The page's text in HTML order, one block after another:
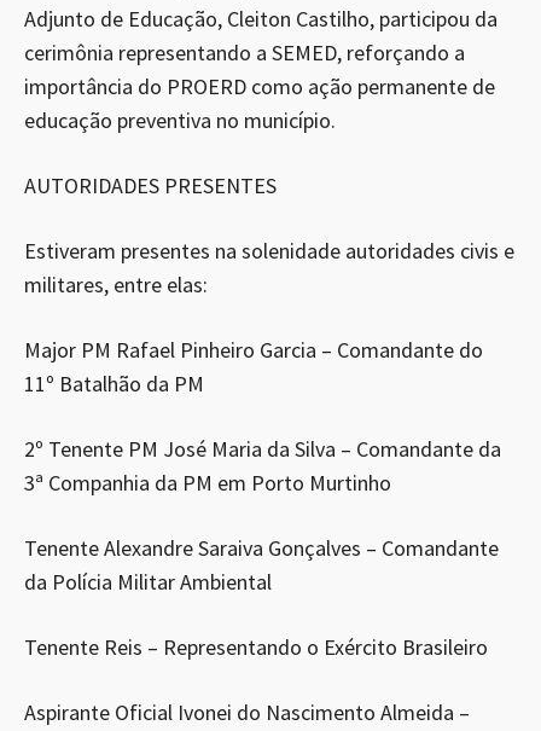
Adjunto de Educação, Cleiton Castilho, participou da
cerimônia representando a SEMED, reforçando a
importância do PROERD como ação permanente de
educação preventiva no município.
AUTORIDADES PRESENTES
Estiveram presentes na solenidade autoridades civis e
militares, entre elas:
Major PM Rafael Pinheiro Garcia – Comandante do
11º Batalhão da PM
2º Tenente PM José Maria da Silva – Comandante da
3ª Companhia da PM em Porto Murtinho
Tenente Alexandre Saraiva Gonçalves – Comandante
da Polícia Militar Ambiental
Tenente Reis – Representando o Exército Brasileiro
Aspirante Oficial Ivonei do Nascimento Almeida –